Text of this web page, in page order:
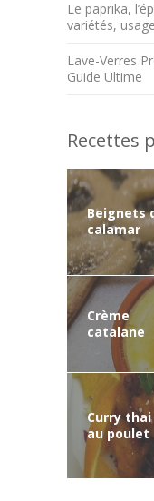
Le paprika,
variétés,
Lave-Verres
Guide Ultime
Recettes
Beignets
calamar
Crème
catalane
Curry thai
au poulet